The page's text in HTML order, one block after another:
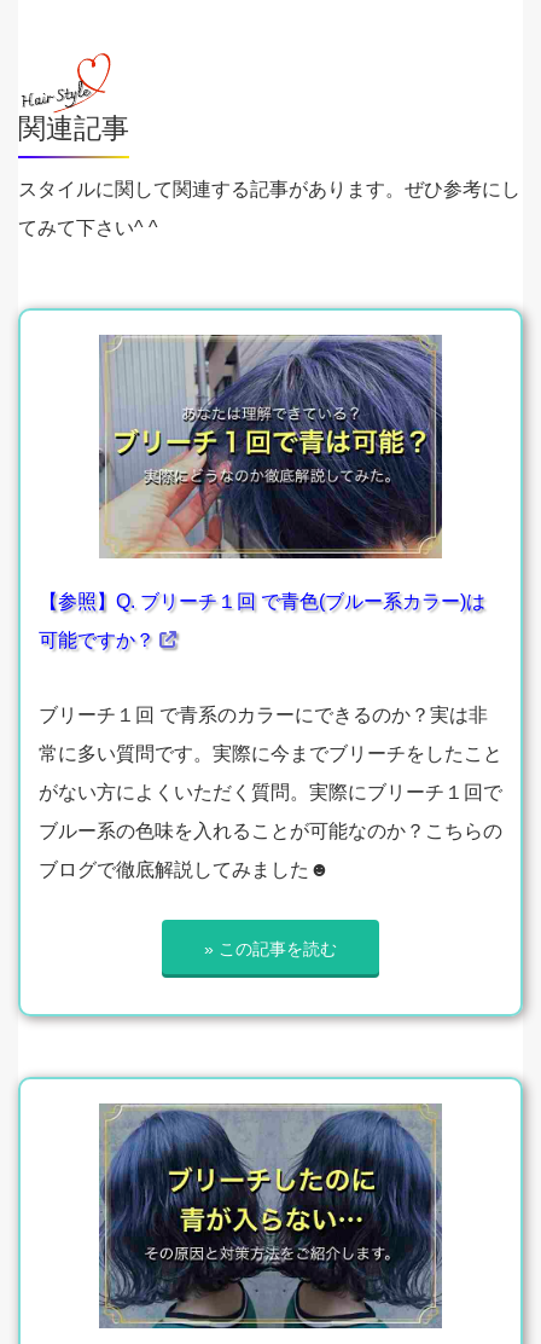
関連記事
スタイルに関して関連する記事があります。ぜひ参考にし
てみて下さい^ ^
【参照】Q. ブリーチ１回 で青色(ブルー系カラー)は
可能ですか？
ブリーチ１回 で青系のカラーにできるのか？実は非
常に多い質問です。実際に今までブリーチをしたこと
がない方によくいただく質問。実際にブリーチ１回で
ブルー系の色味を入れることが可能なのか？こちらの
ブログで徹底解説してみました☻
» この記事を読む